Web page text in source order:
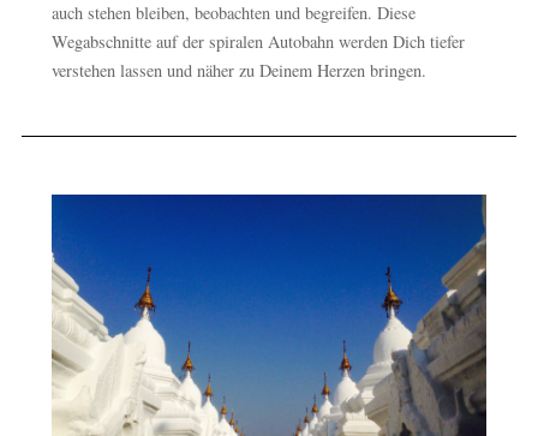
auch stehen bleiben, beobachten und begreifen. Diese
Wegabschnitte auf der spiralen Autobahn werden Dich tiefer
verstehen lassen und näher zu Deinem Herzen bringen.